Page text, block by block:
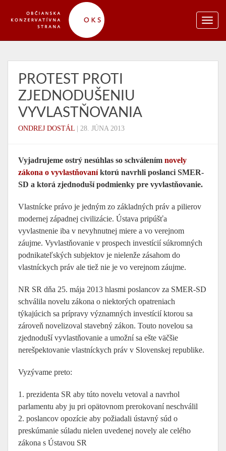
PROTEST PROTI
ZJEDNODUŠENIU
VYVLASTŇOVANIA
ONDREJ DOSTÁL 28. JÚNA 2013
Vyjadrujeme ostrý nesúhlas so schválením novely
zákona o vyvlastňovaníktorú navrhli poslanci SMER-
SD a ktorá zjednoduší podmienky pre vyvlastňovanie.
Vlastnícke právo je jedným zo základných práv a pilierov
modernej západnej civilizácie. Ústava pripúšťa
vyvlastnenie iba v nevyhnutnej miere a vo verejnom
záujme. Vyvlastňovanie v prospech investícií súkromných
podnikateľských subjektov je nielenže zásahom do
vlastníckych práv ale tiež nie je vo verejnom záujme.
NR SR dňa 25. mája 2013 hlasmi poslancov za SMER-SD
schválila novelu zákona o niektorých opatreniach
týkajúcich sa prípravy významných investícií ktorou sa
zároveň novelizoval stavebný zákon. Touto novelou sa
zjednoduší vyvlastňovanie a umožní sa ešte väčšie
nerešpektovanie vlastníckych práv v Slovenskej republike.
Vyzývame preto:
1. prezidenta SR aby túto novelu vetoval a navrhol
parlamentu aby ju pri opätovnom prerokovaní neschválil
2. poslancov opozície aby požiadali ústavný súd o
preskúmanie súladu nielen uvedenej novely ale celého
zákona s Ústavou SR